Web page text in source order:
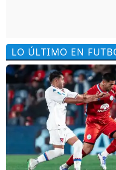
LO ÚLTIMO EN